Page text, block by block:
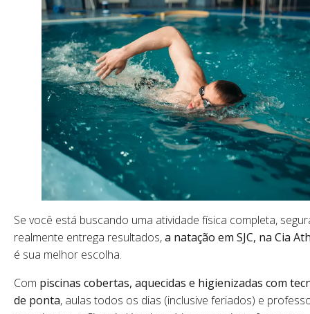
Se você está buscando uma atividade física completa,
realmente entrega resultados,a natação em SJC, na Cia
é sua melhor escolha.
Com piscinas cobertas, aquecidas e higienizadas com
de ponta, aulas todos os dias (inclusive feriados) e